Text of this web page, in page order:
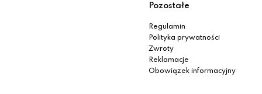
Pozostałe
Regulamin
Polityka prywatności
Zwroty
Reklamacje
Obowiązek informacyjny